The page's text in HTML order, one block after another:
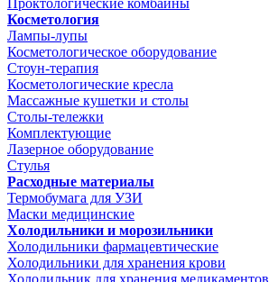
Проктологические комбайны
Косметология
Лампы-лупы
Косметологическое оборудование
Стоун-терапия
Косметологические кресла
Массажные кушетки и столы
Столы-тележки
Комплектующие
Лазерное оборудование
Стулья
Расходные материалы
Термобумага для УЗИ
Маски медицинские
Холодильники и морозильники
Холодильники фармацевтические
Холодильники для хранения крови
Холодильник для хранения медикаментов